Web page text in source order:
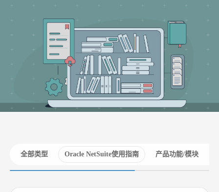
全部类型 Oracle NetSuite使用指南 产品功能/模块